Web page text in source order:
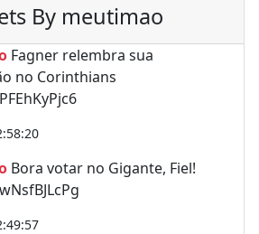
By meutimao
Fagner relembra sua
no Corinthians
Bora votar no Gigante, Fiel!